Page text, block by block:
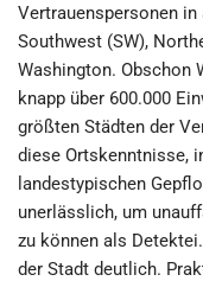
Vertrauenspersonen
Southwest (SW),
Washington. Obschon
knapp über 600.000
größten Städten der
diese Ortskenntnisse,
landestypischen
unerlässlich, um
zu können als
der Stadt deutlich.